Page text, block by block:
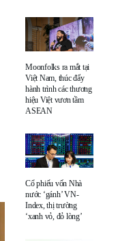
Moonfolks ra mắt tại
Việt Nam, thúc đẩy
hành trình các thương
hiệu Việt vươn tầm
ASEAN
Cổ phiếu vốn Nhà
nước ‘gánh’ VN-
Index, thị trường
‘xanh vỏ, đỏ lòng’